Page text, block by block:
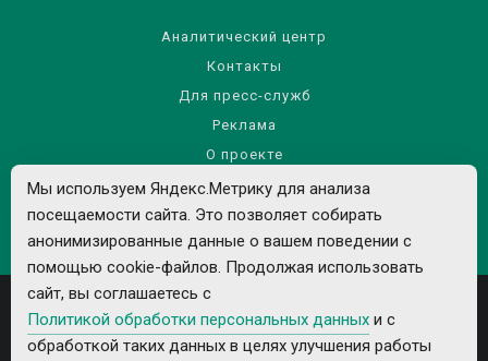
Аналитический центр
Контакты
Для пресс-служб
Реклама
О проекте
Правила использования материалов сайта
Политика обработки персональных данных
Мы используем Яндекс.Метрику для анализа
посещаемости сайта. Это позволяет собирать
анонимизированные данные о вашем поведении с
помощью cookie-файлов. Продолжая использовать
сайт, вы соглашаетесь с
Политикой обработки персональных данных и с
обработкой таких данных в целях улучшения работы